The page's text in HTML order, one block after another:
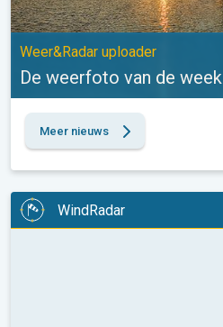
Weer&Radar uploader
De weerfoto van de week
Meer nieuws
WindRadar